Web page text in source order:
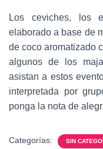
Los ceviches, los
elaborado a base de
de coco aromatizado
algunos de los
asistan a estos
interpretada por
ponga la nota de
Categorías: SIN